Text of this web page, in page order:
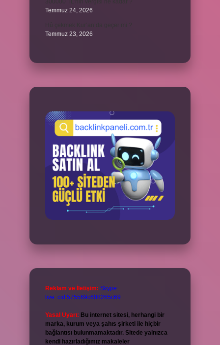
Temmuz 24, 2026
Temmuz 23, 2026
Reklam ve İletişim: Skype:
live:.cid.575569c608265c69
Yasal Uyarı: Bu internet sitesi, herhangi bir
marka, kurum veya şahıs şirketi ile hiçbir
bağlantısı bulunmamaktadır. Sitede yalnızca
kendi hazırladığımız makaleler